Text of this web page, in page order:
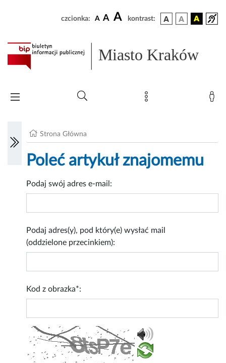
czcionka: A A A kontrast:
Miasto Kraków
Strona Główna
Poleć artykuł znajomemu
Podaj swój adres e-mail:
Podaj adres(y), pod który(e) wysłać mail
(oddzielone przecinkiem):
Kod z obrazka*: